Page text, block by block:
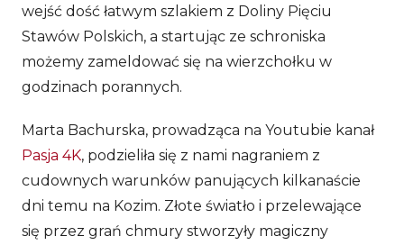
wejść dość łatwym szlakiem z Doliny Pięciu
Stawów Polskich, a startując ze schroniska
możemy zameldować się na wierzchołku w
godzinach porannych.
Marta Bachurska, prowadząca na Youtubie kanał
Pasja 4K, podzieliła się z nami nagraniem z
cudownych warunków panujących kilkanaście
dni temu na Kozim. Złote światło i przelewające
się przez grań chmury stworzyły magiczny